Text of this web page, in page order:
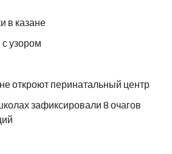
в казане
узором
откроют перинатальный центр
зафиксировали 8 очагов